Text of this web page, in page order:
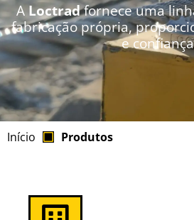
ALoctradfornece uma
fabricação própria,
e
Início Produtos